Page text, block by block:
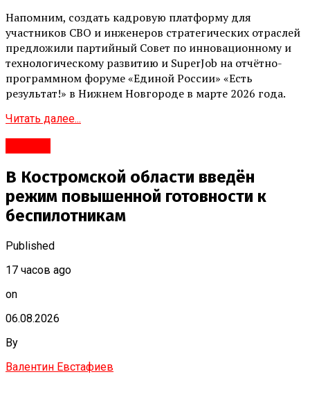
Напомним, создать кадровую платформу для
участников СВО и инженеров стратегических отраслей
предложили партийный Совет по инновационному и
технологическому развитию и SuperJob на отчётно-
программном форуме «Единой России» «Есть
результат!» в Нижнем Новгороде в марте 2026 года.
Читать далее...
В Костромской области введён
режим повышенной готовности к
беспилотникам
Published
17 часов ago
on
06.08.2026
By
Валентин Евстафиев